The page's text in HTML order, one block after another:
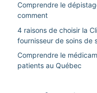
Comprendre le
comment
4 raisons de choisir la
fournisseur de soins de
Comprendre le
patients au Québec